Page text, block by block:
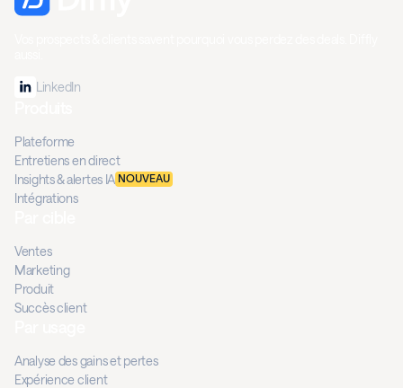
LinkedIn
Plateforme
Entretiens en direct
Insights & alertes IA NOUVEAU
Intégrations
Ventes
Marketing
Produit
Succès client
Analyse des gains et pertes
Expérience client